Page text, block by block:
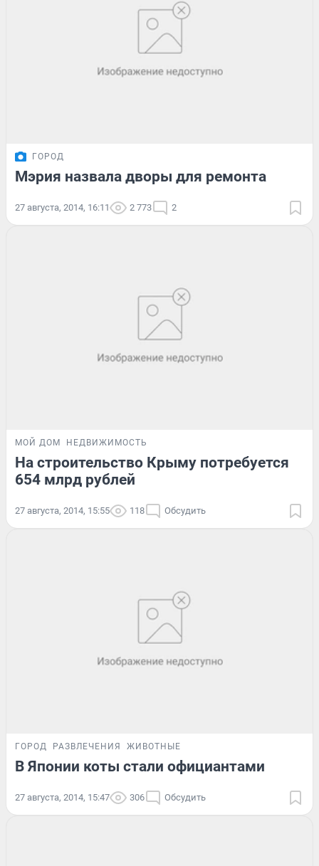
ГОРОД
Мэрия назвала дворы для ремонта
27 августа, 2014, 16:11 2 773 2
МОЙ ДОМ НЕДВИЖИМОСТЬ
На строительство Крыму потребуется
654 млрд рублей
27 августа, 2014, 15:55 118 Обсудить
ГОРОД РАЗВЛЕЧЕНИЯ ЖИВОТНЫЕ
В Японии коты стали официантами
27 августа, 2014, 15:47 306 Обсудить